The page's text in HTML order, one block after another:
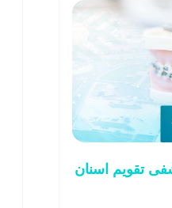
تقويم اسنان